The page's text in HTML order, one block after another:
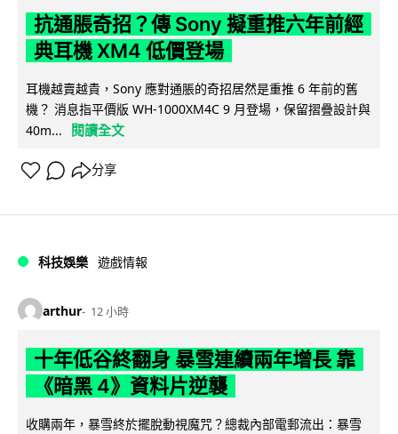
抗通脹奇招？傳 Sony 擬重推六年前經
典耳機 XM4 低價登場
耳機越賣越貴，Sony 應對通脹的奇招居然是重推 6 年前的舊
機？ 消息指平價版 WH-1000XM4C 9 月登場，保留摺疊設計與
40m...
閱讀全文
分享
科技娛樂 遊戲情報
arthur 12 小時
十年低谷終翻身 暴雪連續兩年增長 靠
《暗黑 4》資料片逆襲
收購兩年，暴雪終於擺脫動視魔咒？總裁內部電郵流出：暴雪